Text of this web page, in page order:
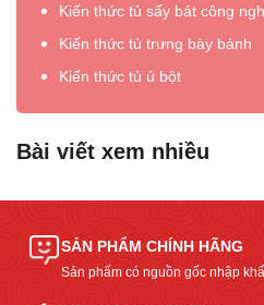
Kiến thức tủ sấy bát công
Kiến thức tủ trưng bày bánh
Kiến thức tủ ủ bột
Bài viết xem nhiều
SẢN PHẨM CHÍNH HÃNG
Sản phẩm có nguồn gốc nhập